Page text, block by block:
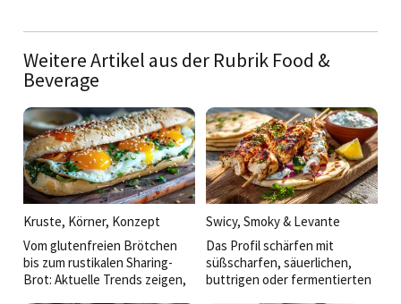
Weitere Artikel aus der Rubrik Food &
Beverage
Kruste, Körner, Konzept
Vom glutenfreien Brötchen
bis zum rustikalen Sharing-
Brot: Aktuelle Trends zeigen,
Swicy, Smoky & Levante
Das Profil schärfen mit
süßscharfen, säuerlichen,
buttrigen oder fermentierten